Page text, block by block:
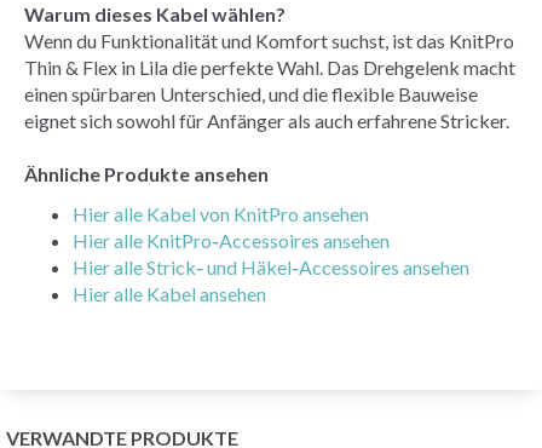
Warum dieses Kabel wählen?
Wenn du Funktionalität und Komfort suchst, ist das KnitPro
Thin & Flex in Lila die perfekte Wahl. Das Drehgelenk macht
einen spürbaren Unterschied, und die flexible Bauweise
eignet sich sowohl für Anfänger als auch erfahrene Stricker.
Ähnliche Produkte ansehen
Hier alle Kabel von KnitPro ansehen
Hier alle KnitPro‑Accessoires ansehen
Hier alle Strick‑ und Häkel‑Accessoires ansehen
Hier alle Kabel ansehen
VERWANDTE PRODUKTE